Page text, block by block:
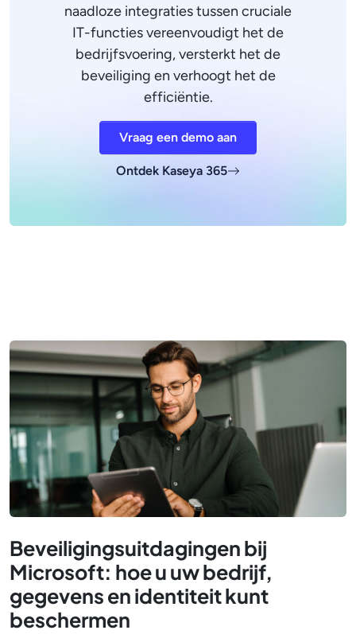
naadloze integraties tussen cruciale
IT-functies vereenvoudigt het de
bedrijfsvoering, versterkt het de
beveiliging en verhoogt het de
efficiëntie.
Vraag een demo aan
Ontdek Kaseya 365
Beveiligingsuitdagingen bij
Microsoft: hoe u uw bedrijf,
gegevens en identiteit kunt
beschermen